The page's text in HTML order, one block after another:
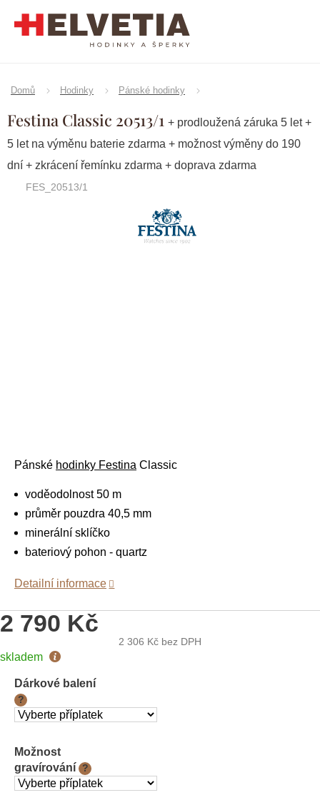
Domů Hodinky Pánské hodinky
Festina Classic 20513/1 + prodloužená záruka 5 let +
5 let na výměnu baterie zdarma + možnost výměny do 190
dní + zkrácení řemínku zdarma + doprava zdarma
FES_20513/1
Značka:Festina
2 790 Kč
2 306 Kč bez DPH
Měrná
skladem
Dárkové balení
?
Možnost
gravírování
?
Pánské hodinky Festina Classic
voděodolnost 50 m
průměr pouzdra 40,5 mm
minerální sklíčko
bateriový pohon - quartz
Detailní informace